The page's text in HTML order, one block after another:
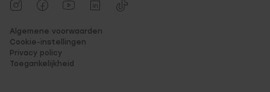
Algemene voorwaarden
Cookie-instellingen
Privacy policy
Toegankelijkheid